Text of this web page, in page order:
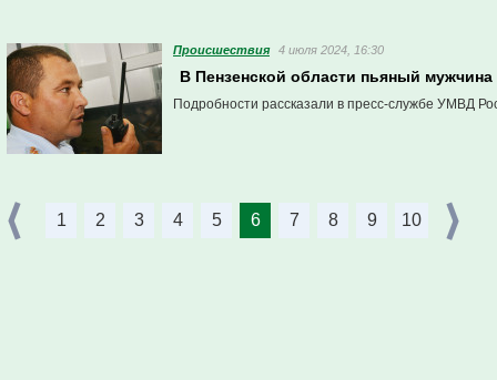
Проиcшествия 4 июля 2024, 16:30
В Пензенской области пьяный
Подробности рассказали в пресс-службе УМВД
1 2 3 4 5 6 7 8 9 10